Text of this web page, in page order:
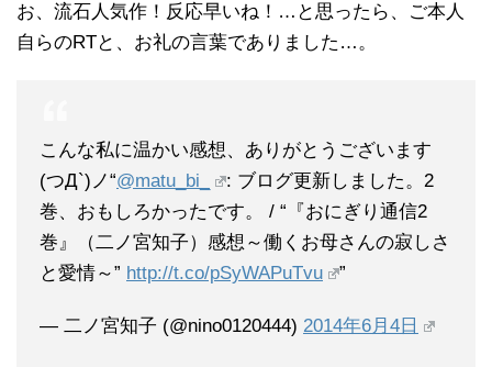
お、流石人気作！反応早いね！…と思ったら、ご本人
自らのRTと、お礼の言葉でありました…。
こんな私に温かい感想、ありがとうございます
(つД`)ノ“@matu_bi_
: ブログ更新しました。2
巻、おもしろかったです。 / “『おにぎり通信2
巻』（二ノ宮知子）感想～働くお母さんの寂しさ
と愛情～” http://t.co/pSyWAPuTvu ”
— 二ノ宮知子 (@nino0120444) 2014年6月4日